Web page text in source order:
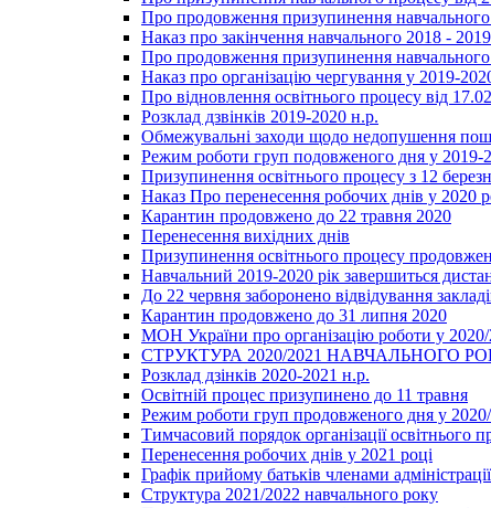
Про продовження призупинення
Наказ про закінчення навчального 2018 -
Про продовження призупинення
Наказ про організацію чергування у 2019-
Про відновлення освітнього процесу від
Розклад дзвінків 2019-2020 н.р.
Обмежувальні заходи щодо недопушення
Режим роботи груп подовженого дня у 2019-
Призупинення освітнього процесу з 12
Наказ Про перенесення робочих днів у 2020
Карантин продовжено до 22 травня 2020
Перенесення вихідних днів
Призупинення освітнього процесу
Навчальний 2019-2020 рік завершиться
До 22 червня заборонено відвідування
Карантин продовжено до 31 липня 2020
МОН України про організацію роботи у 2020/
СТРУКТУРА 2020/2021 НАВЧАЛЬНОГО
Розклад дзінків 2020-2021 н.р.
Освітній процес призупинено до 11 травня
Режим роботи груп продовженого дня у
Тимчасовий порядок організації освітнього
Перенесення робочих днів у 2021 році
Графік прийому батьків членами
Структура 2021/2022 навчального року